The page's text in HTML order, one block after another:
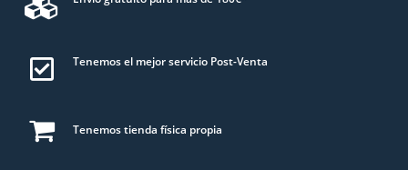
Tenemos el mejor servicio Post-Venta
Tenemos tienda física propia